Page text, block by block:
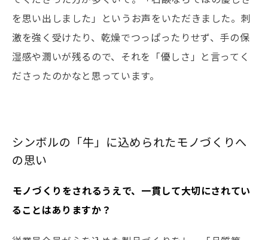
を思い出しました」というお声をいただきました。刺
激を強く受けたり、乾燥でつっぱったりせず、手の保
湿感や潤いが残るので、それを「優しさ」と言ってく
ださったのかなと思っています。
シンボルの「牛」に込められたモノづくりへ
の思い
――モノづくりをされるうえで、一貫して大切にされてい
ることはありますか？